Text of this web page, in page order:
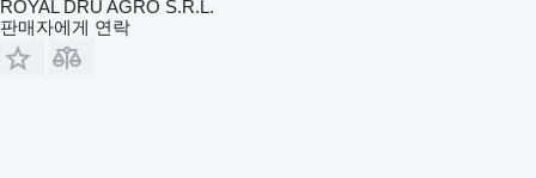
ROYAL DRU AGRO S.R.L.
판매자에게 연락